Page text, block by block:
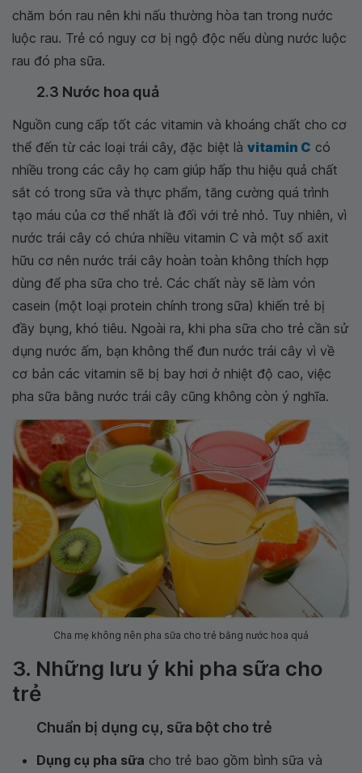
chăm bón rau nên khi nấu thường hòa tan trong nước
luộc rau. Trẻ có nguy cơ bị ngộ độc nếu dùng nước luộc
rau đó pha sữa.
2.3 Nước hoa quả
Nguồn cung cấp tốt các vitamin và khoáng chất cho cơ
thể đến từ các loại trái cây, đặc biệt là vitamin C có
nhiều trong các cây họ cam giúp hấp thu hiệu quả chất
sắt có trong sữa và thực phẩm, tăng cường quá trình
tạo máu của cơ thể nhất là đối với trẻ nhỏ. Tuy nhiên, vì
nước trái cây có chứa nhiều vitamin C và một số axit
hữu cơ nên nước trái cây hoàn toàn không thích hợp
dùng để pha sữa cho trẻ. Các chất này sẽ làm vón
casein (một loại protein chính trong sữa) khiến trẻ bị
đầy bụng, khó tiêu. Ngoài ra, khi pha sữa cho trẻ cần sử
dụng nước ấm, bạn không thể đun nước trái cây vì về
cơ bản các vitamin sẽ bị bay hơi ở nhiệt độ cao, việc
pha sữa bằng nước trái cây cũng không còn ý nghĩa.
Cha mẹ không nên pha sữa cho trẻ bằng nước hoa quả
3. Những lưu ý khi pha sữa cho
trẻ
Chuẩn bị dụng cụ, sữa bột cho trẻ
Dụng cụ pha sữa cho trẻ bao gồm bình sữa và